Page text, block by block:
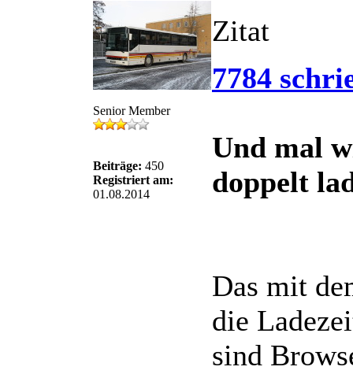
Senior Member
Beiträge: 450
Registriert am:
01.08.2014
Zitat
7784
Und mal
doppelt
Das mit
die
sind